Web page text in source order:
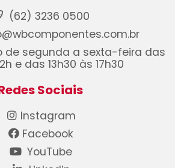
(62) 3236 0500
de segunda a sexta-feira das
e das 13h30 às 17h30
Sociais
Instagram
Facebook
YouTube